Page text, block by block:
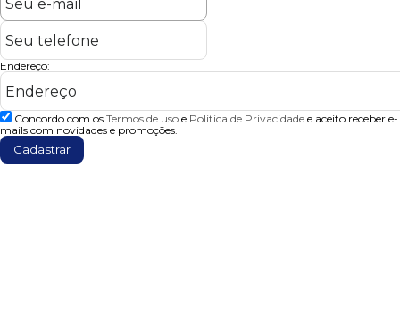
Endereço:
Concordo com os Termos de uso e Politica de Privacidade e aceito receber e-
mails com novidades e promoções.
Cadastrar